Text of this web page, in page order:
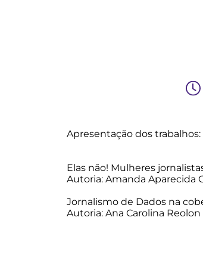
Apresentação dos trabalhos:
Elas não! Mulheres
Autoria: Amanda Aparecida
Jornalismo de Dados na
Autoria: Ana Carolina